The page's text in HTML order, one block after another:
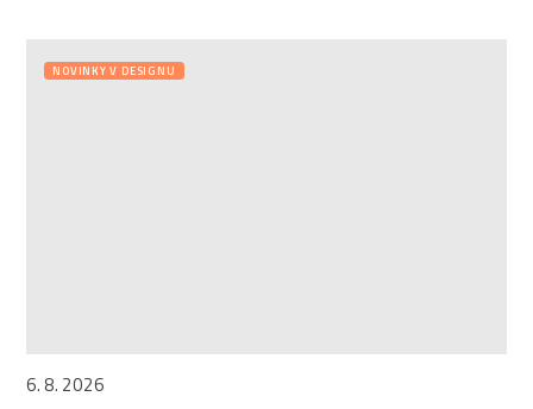
NOVINKY V DESIGNU
6. 8. 2026